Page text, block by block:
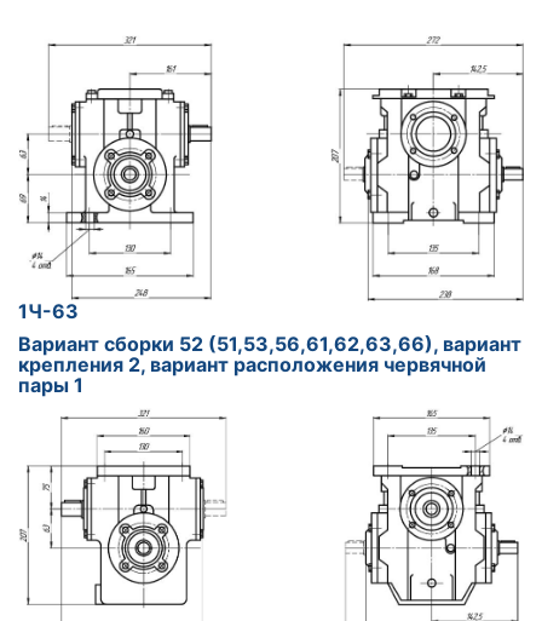
1Ч-63
Вариант сборки 52 (51,53,56,61,62,63,66), вариант
крепления 2, вариант расположения червячной
пары 1